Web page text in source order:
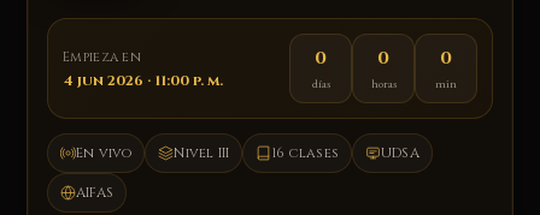
Empieza en
4 jun 2026 · 11:00 p. m.
0
días
0
horas
0
min
En vivo Nivel III 16 clases UDSA
AIFAS